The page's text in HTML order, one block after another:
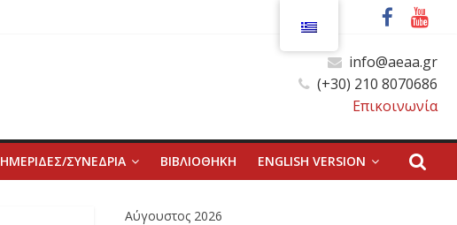
info@aeaa.gr
(+30) 210 8070686
Επικοινωνία
ΗΜΕΡΙΔΕΣ/ΣΥΝΕΔΡΙΑ ΒΙΒΛΙΟΘΗΚΗ ENGLISH VERSION
Αύγουστος 2026